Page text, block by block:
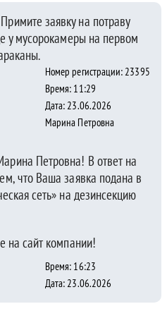
заявку на потраву
у мусорокамеры на первом
Номер регистрации: 23395
Время: 11:29
Дата: 23.06.2026
Марина Петровна
Петровна! В ответ на
что Ваша заявка подана в
сеть» на дезинсекцию
на сайт компании!
Время: 16:23
Дата: 23.06.2026